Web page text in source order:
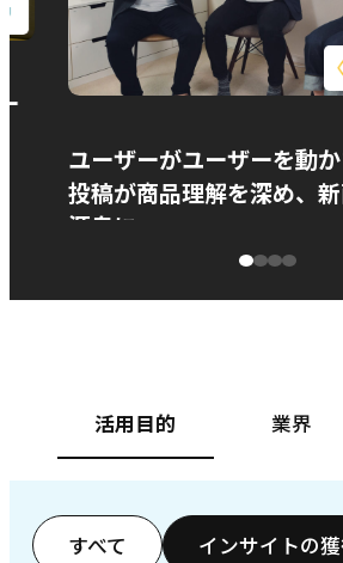
ユーザーがユーザーを動か
投稿が商品理解を深め、
源泉に
活用目的 業界
すべて インサイトの